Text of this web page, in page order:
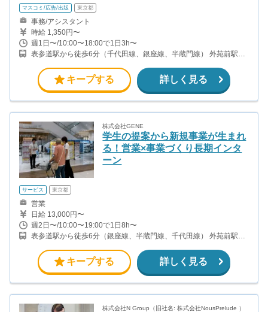
マスコミ/広告/出版 東京都
事務/アシスタント
時給 1,350円〜
週1日〜/10:00〜18:00で1日3h〜
表参道駅から徒歩6分（千代田線、銀座線、半蔵門線） 外苑前駅か
キープする 詳しく見る
株式会社GENE
学生の提案から新規事業が生まれ
る！営業×事業づくり長期インタ
ーン
サービス 東京都
営業
日給 13,000円〜
週2日〜/10:00〜19:00で1日8h〜
表参道駅から徒歩6分（銀座線、半蔵門線、千代田線） 外苑前駅か
キープする 詳しく見る
株式会社N Group（旧社名: 株式会社NousPrelude ）